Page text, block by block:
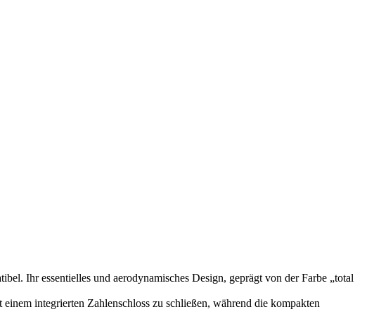
Ihr essentielles und aerodynamisches Design, geprägt von der Farbe „total
integrierten Zahlenschloss zu schließen, während die kompakten